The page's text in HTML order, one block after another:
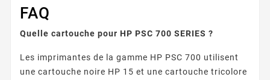
FAQ
Quelle cartouche pour HP PSC 700 SERIES ?
Les imprimantes de la gamme HP PSC 700 utilisent
une cartouche noire HP 15 et une cartouche tricolore